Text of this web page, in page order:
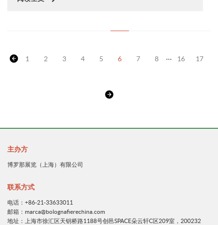
1 2 3 4 5 6 7 8 16 17
主办方
博罗那展览（上海）有限公司
联系方式
电话：+86-21-33633011
邮箱：marca@bolognafierechina.com
地址：上海市徐汇区天钥桥路1188号创邑SPACE朵云轩C区209室，200232